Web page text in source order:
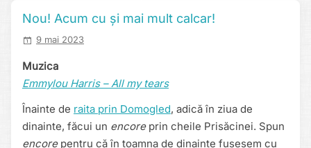
Nou! Acum cu și mai mult calcar!
9 mai 2023
Muzica
Emmylou Harris – All my tears
Înainte de raita prin Domogled, adică în ziua de
dinainte, făcui un encoreprin cheile Prisăcinei. Spun
encorepentru că în toamna de dinainte fusesem cu